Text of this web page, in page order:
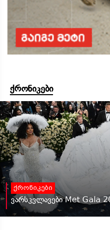
ქრონიკები
ქრონიკები
ვარსკვლავები Met Gala